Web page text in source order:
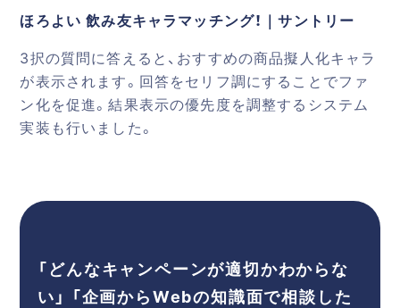
ほろよい 飲み友キャラマッチング！｜サントリー
3択の質問に答えると、おすすめの商品擬人化キャラ
が表示されます。回答をセリフ調にすることでファ
ン化を促進。結果表示の優先度を調整するシステム
実装も行いました。
「どんなキャンペーンが適切かわからな
い」 「企画からWebの知識面で相談した